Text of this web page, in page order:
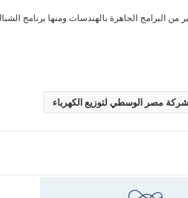
البرامج الجاهزة بالهندسات ومنها برنامج
شركة مصر الوسطي لتوزيع الكهرباء